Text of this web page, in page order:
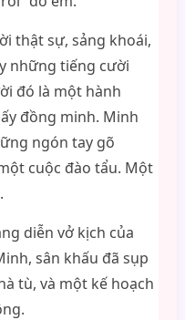
thật sự, sảng khoái,
những tiếng cười
đó là một hành
đồng minh. Minh
ngón tay gõ
cuộc đào tẩu. Một
diễn vở kịch của
sân khấu đã sụp
tù, và một kế hoạch